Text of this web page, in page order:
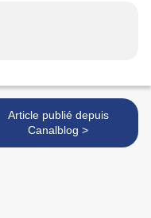
Article publié depuis
Canalblog >